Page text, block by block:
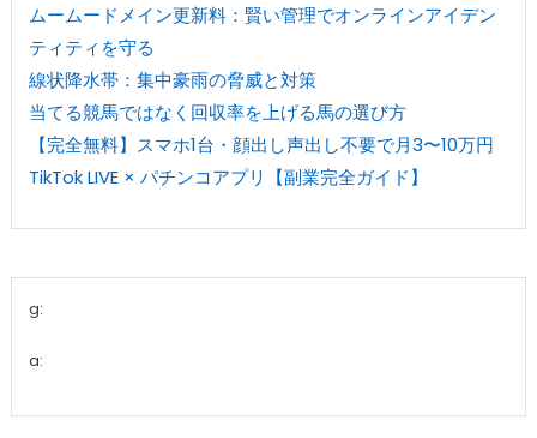
ムームードメイン更新料：賢い管理でオンラインアイデン
ティティを守る
線状降水帯：集中豪雨の脅威と対策
当てる競馬ではなく回収率を上げる馬の選び方
【完全無料】スマホ1台・顔出し声出し不要で月3〜10万円
TikTok LIVE × パチンコアプリ【副業完全ガイド】
g:
a: